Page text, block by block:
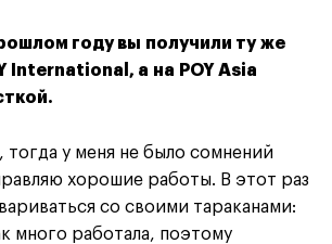
году вы получили ту же
International, а на POY Asia
у меня не было сомнений
хорошие работы. В этот раз
со своими тараканами:
много работала, поэтому